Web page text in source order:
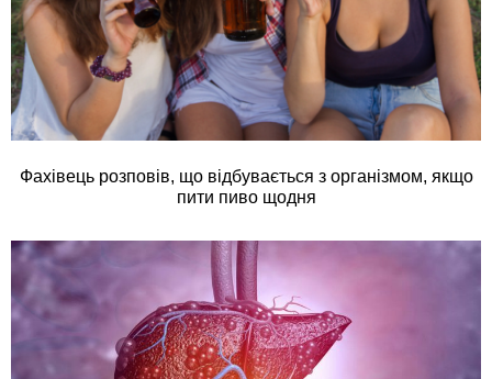
Фахівець розповів, що відбувається з організмом, якщо
пити пиво щодня